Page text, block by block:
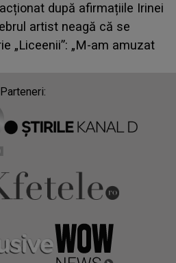
după afirmațiile Irinei
artist neagă că se
„Liceenii”: „M-am amuzat
Parteneri: